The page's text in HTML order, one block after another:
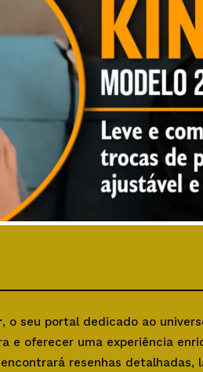
, o seu portal dedicado ao
e oferecer uma experiência
resenhas detalhadas,